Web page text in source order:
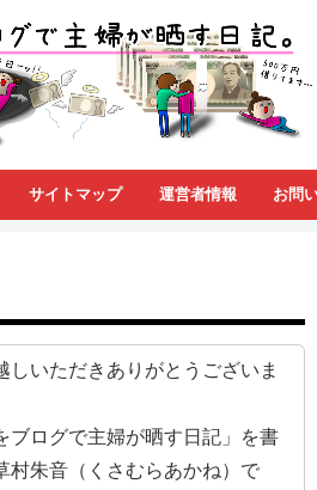
サイトマップ 運営者情報 お問
しいただきありがとうございま
ブログで主婦が晒す日記」を書
村朱音（くさむらあかね）で